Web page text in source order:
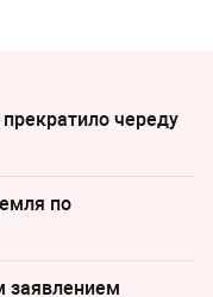
череду
по
заявлением